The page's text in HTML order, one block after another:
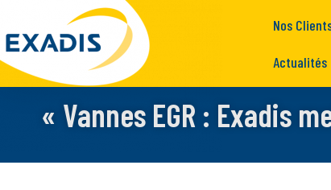
Nos
Actualités
« Vannes EGR : Exadis